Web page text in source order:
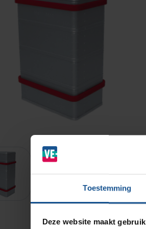
Toestemming
Deze website maakt
Ziekenhuizen en klinieken
Zorginstellingen
Laboratoria
Cleanrooms